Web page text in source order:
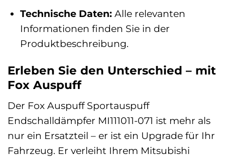
Technische Daten:Alle relevanten
Informationen finden Sie in der
Produktbeschreibung.
Erleben Sie den Unterschied – mit
Fox Auspuff
Der Fox Auspuff Sportauspuff
Endschalldämpfer MI111011-071 ist mehr als
nur ein Ersatzteil – er ist ein Upgrade für Ihr
Fahrzeug. Er verleiht Ihrem Mitsubishi